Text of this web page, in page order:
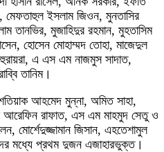
মেফতাহুল ইসলাম জিওন, মুনতাসির
তানভির, মুজাহিদুর রহমান, মুহতাসিম
হোসেন মোহাম্মদ তোহা, মাজেদুল
এ এস এম নাজমুস সাদাত,
তানিম।
আহমেদ মুন্না, অমিত সাহা,
আরেফিন রাফাত, এস এম মাহমুদ সেতু ও
মোর্শেদুজ্জামান জিসান, এহতেশামুল
মধ্যে প্রথম দুজন এজাহারভুক্ত।